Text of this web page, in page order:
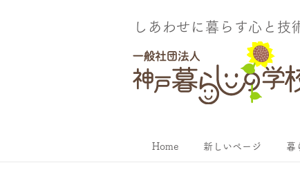
しあわせに暮らす​心と技
Home 新しいページ 暮